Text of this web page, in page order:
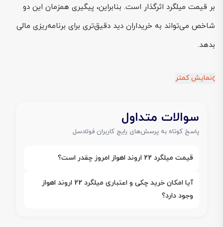
بر قیمت میلگرد اثرگذار است. بنابراین، پیگیری همزمان این دو
شاخص می‌تواند به خریداران دید دقیق‌تری برای برنامه‌ریزی مالی
بدهد.
نمایش کمتر
سوالات متداول
پاسخ کوتاه به پرسش‌های رایج کاربران فولادسل
قیمت میلگرد 22 اروند اهواز امروز چقدر است؟
آیا امکان خرید چکی و اعتباری میلگرد 22 اروند اهواز
وجود دارد؟